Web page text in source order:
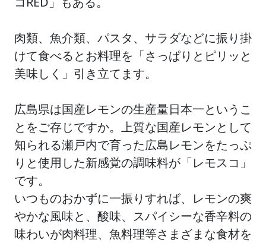
肉類、魚介類、パスタ、サラダなどに振り掛
けて食べるとお料理を「さっぱりとピリッと
美味しく」引き立てます。
広島県は国産レモンの生産量日本一というこ
とをご存じですか。上質な国産レモンとして
知られる瀬戸内で育った広島レモンをたっぷ
りと使用した新感覚の調味料が「レモスコ」
です。
いつものおかずに一振りすれば、レモンの爽
やかな風味と、酸味、スパイシーな香辛料の
味わいが肉料理、魚料理等さまざまな食材を